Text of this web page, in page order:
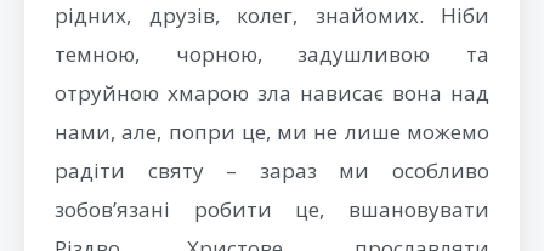
рідних, друзів, колег, знайомих. Ніби
темною, чорною, задушливою та
отруйною хмарою зла нависає вона над
нами, але, попри це, ми не лише можемо
радіти святу – зараз ми особливо
зобов’язані робити це, вшановувати